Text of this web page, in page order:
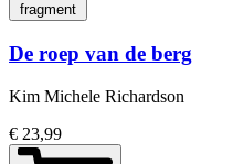
fragment
De roep van de berg
Kim Michele Richardson
€ 23,99